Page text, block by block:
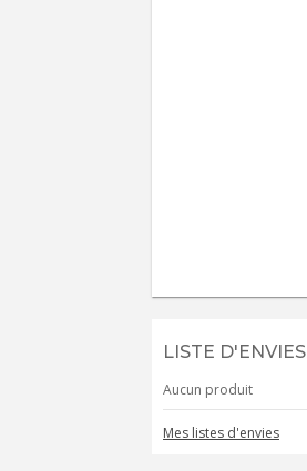
LISTE D'ENVIES
Aucun produit
Mes listes d'envies